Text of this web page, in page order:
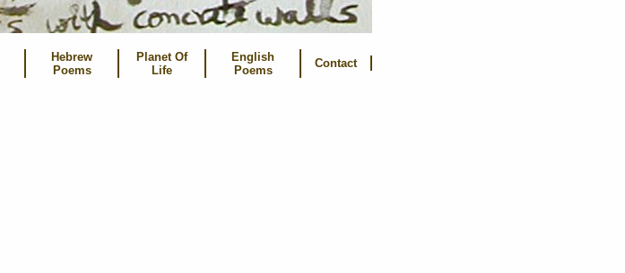
Hebrew
Poems
Planet Of
Life
English
Poems
Contact